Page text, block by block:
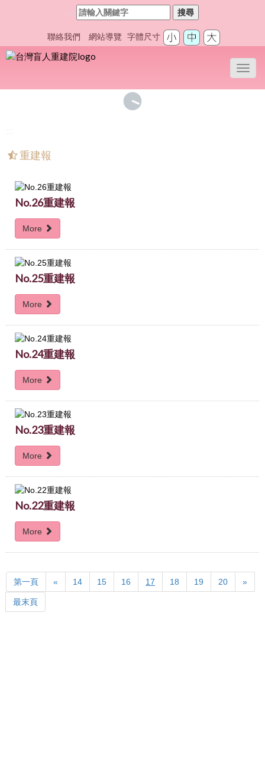
::: 搜尋
聯絡我們 網站導覽 字體尺寸
:::
重建報
No.26重建報
More
No.25重建報
More
No.24重建報
More
No.23重建報
More
No.22重建報
More
第一頁first « Previous
14 15 16 17 18 19 20 »Next
最末頁last